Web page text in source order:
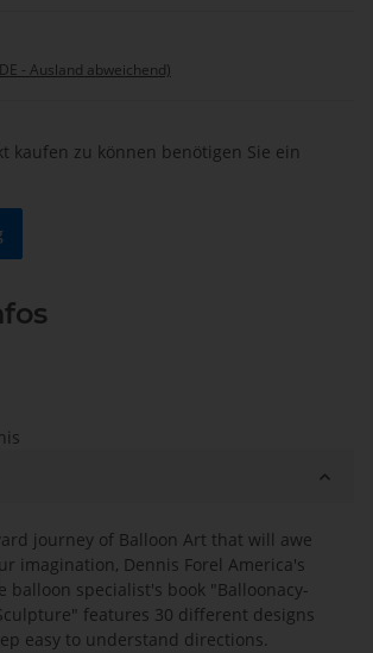
- Ausland abweichend)
kaufen zu können benötigen Sie ein
journey of Balloon Art that will awe
imagination, Dennis Forel America's
balloon specialist's book "Balloonacy-
features 30 different designs
easy to understand directions.